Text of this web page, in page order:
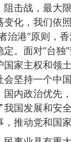
击战，最大
化，我们依
港”原则，
。面对“台
家主权和领
坚持一个中
内政治优先
国发展和安
推动党和国